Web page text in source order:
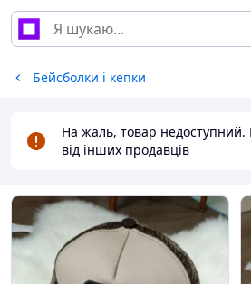
Бейсболки і кепки
На жаль, товар недоступний.
від інших продавців